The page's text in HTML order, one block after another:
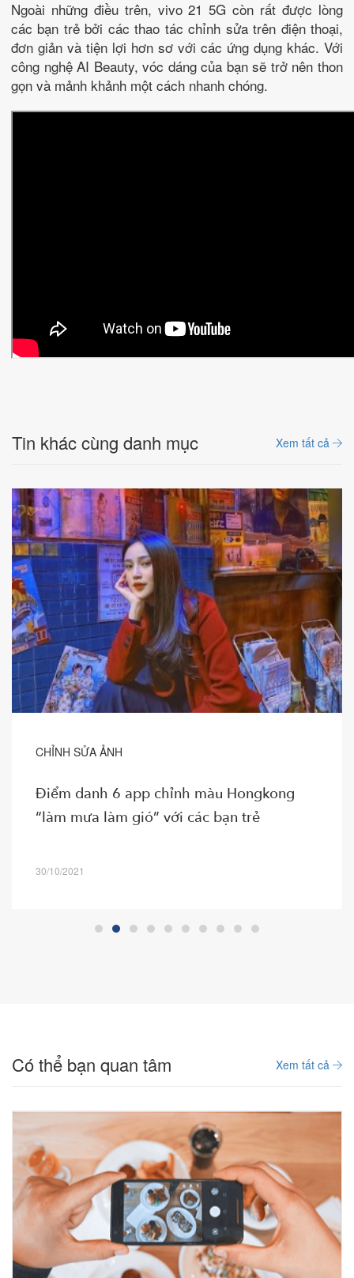
Ngoài những điều trên, vivo 21 5G còn rất được lòng
các bạn trẻ bởi các thao tác chỉnh sửa trên điện thoại,
đơn giản và tiện lợi hơn sơ với các ứng dụng khác. Với
công nghệ AI Beauty, vóc dáng của bạn sẽ trở nên thon
gọn và mảnh khảnh một cách nhanh chóng.
Tin khác cùng danh mục Xem tất cả
CHỈNH SỬA ẢNH
Điểm danh 6 app chỉnh màu Hongkong
“làm mưa làm gió” với các bạn trẻ
30/10/2021
Có thể bạn quan tâm Xem tất cả